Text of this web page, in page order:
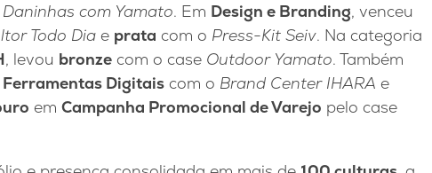
com Yamato. Em Design e Branding, venceu
Todo Dia e prata com o Press-Kit Seiv. Na categoria
, levou bronze com o case Outdoor Yamato. Também
Digitais com o Brand Center IHARA e
em Campanha Promocional de Varejo pelo case